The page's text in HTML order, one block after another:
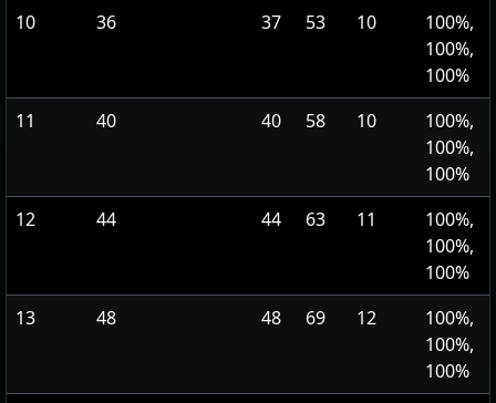
10 36 37 53 10
100%,
100%,
100%
11
40 40 58 10
100%,
100%,
100%
12
44 44 63 11
100%,
100%,
100%
13
48 48 69 12
100%,
100%,
100%